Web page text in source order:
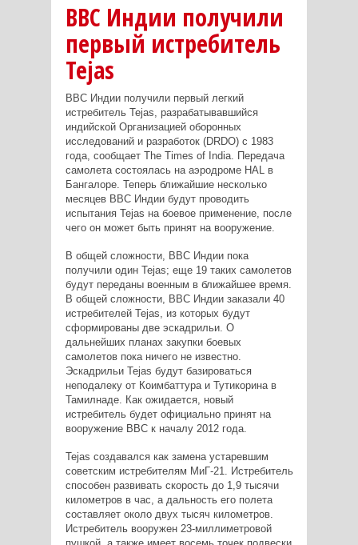
ВВС Индии получили
первый истребитель
Tejas
ВВС Индии получили первый легкий
истребитель Tejas, разрабатывавшийся
индийской Организацией оборонных
исследований и разработок (DRDO) с 1983
года, сообщает The Times of India. Передача
самолета состоялась на аэродроме HAL в
Бангалоре. Теперь ближайшие несколько
месяцев ВВС Индии будут проводить
испытания Tejas на боевое применение, после
чего он может быть принят на вооружение.
В общей сложности, ВВС Индии пока
получили один Tejas; еще 19 таких самолетов
будут переданы военным в ближайшее время.
В общей сложности, ВВС Индии заказали 40
истребителей Tejas, из которых будут
сформированы две эскадрильи. О
дальнейших планах закупки боевых
самолетов пока ничего не известно.
Эскадрильи Tejas будут базироваться
неподалеку от Коимбаттура и Тутикорина в
Тамилнаде. Как ожидается, новый
истребитель будет официально принят на
вооружение ВВС к началу 2012 года.
Tejas создавался как замена устаревшим
советским истребителям МиГ-21. Истребитель
способен развивать скорость до 1,9 тысячи
километров в час, а дальность его полета
составляет около двух тысяч километров.
Истребитель вооружен 23-миллиметровой